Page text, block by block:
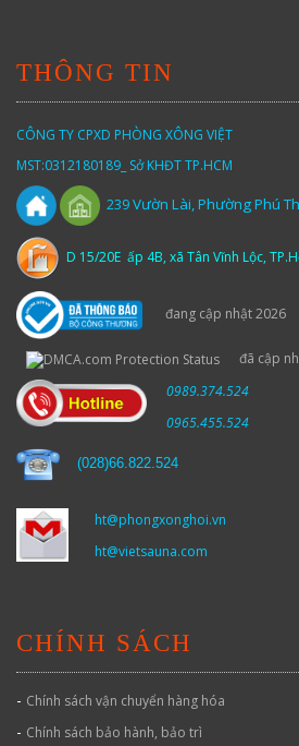
THÔNG TIN
CÔNG TY CPXD PHÒNG XÔNG VIỆT
MST:0312180189_ Sở KHĐT TP.HCM
239Vườn Lài,Phường Phú
D 15/20E ấp 4B, xã Tân Vĩnh Lộc,
đang cập nhật 2026
đã cập
0989.374.524
0965.455.524
(028)66.822.524
ht@phongxonghoi.vn
ht@vietsauna.com
CHÍNH SÁCH
- Chính sách vận chuyển hàng hóa
- Chính sách bảo hành, bảo trì